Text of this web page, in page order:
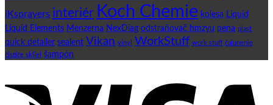
iKsprayers interiér Koch Chemie kolesa Liquid
Liquid Elements Menzerna NexDiag odstraňovač hmzyu pena plast
quick detailer sealent Vikan vinyl WorkStuff work stuff čalunenie
čističe skliel
šampón